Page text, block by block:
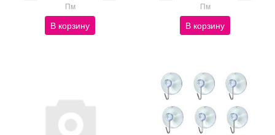
Пм
В корзину
Пм
В корзину